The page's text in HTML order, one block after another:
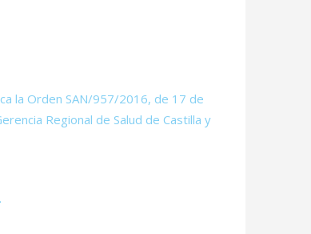
la Orden SAN/957/2016, de 17 de
Regional de Salud de Castilla y